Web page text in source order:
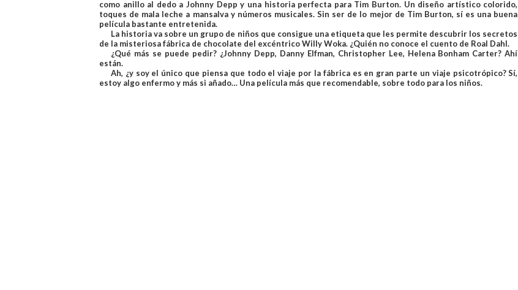
como anillo al dedo a Johnny Depp y una historia perfecta para Tim Burton. Un diseño artístico colorido,
toques de mala leche a mansalva y números musicales. Sin ser de lo mejor de Tim Burton, sí es una buena
película bastante entretenida.
La historia va sobre un grupo de niños que consigue una etiqueta que les permite descubrir los secretos
de la misteriosa fábrica de chocolate del excéntrico Willy Woka. ¿Quién no conoce el cuento de Roal Dahl.
¿Qué más se puede pedir? ¿Johnny Depp, Danny Elfman, Christopher Lee, Helena Bonham Carter? Ahí
están.
Ah, ¿y soy el único que piensa que todo el viaje por la fábrica es en gran parte un viaje psicotrópico? Sí,
estoy algo enfermo y más si añado… Una película más que recomendable, sobre todo para los niños.